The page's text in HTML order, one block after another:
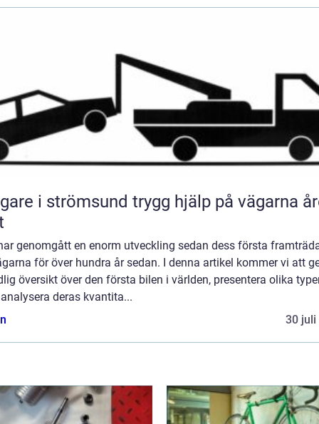
strömsund trygg hjälp på vägarna året
genomgått en enorm utveckling sedan dess första
för över hundra år sedan. I denna artikel kommer vi att
översikt över den första bilen i världen, presentera olika
deras kvantita...
30 juli